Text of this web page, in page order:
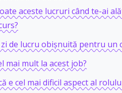
aceste lucruri când te-ai
de lucru obișnuită pentru un
mai mult la acest job?
e cel mai dificil aspect al